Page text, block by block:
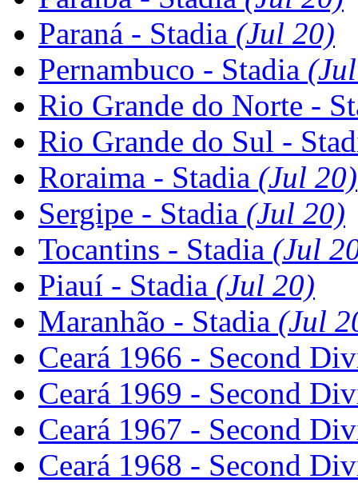
Paraná - Stadia (Jul 20)
Pernambuco - Stadia
Rio Grande do Norte -
Rio Grande do Sul -
Roraima - Stadia (Jul 20)
Sergipe - Stadia (Jul 20)
Tocantins - Stadia (Jul
Piauí - Stadia (Jul 20)
Maranhão - Stadia (Jul
Ceará 1966 - Second
Ceará 1969 - Second
Ceará 1967 - Second
Ceará 1968 - Second